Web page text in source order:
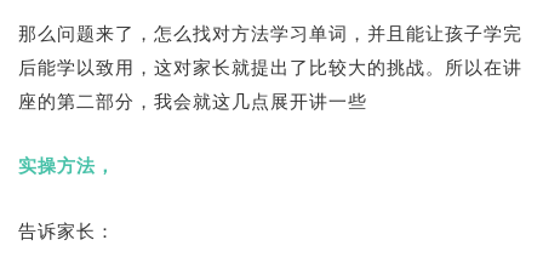
那么问题来了，怎么找对方法学习单词，并且能让孩子学完
后能学以致用，这对家长就提出了比较大的挑战。所以在讲
座的第二部分，我会就这几点展开讲一些
实操方法，
告诉家长：